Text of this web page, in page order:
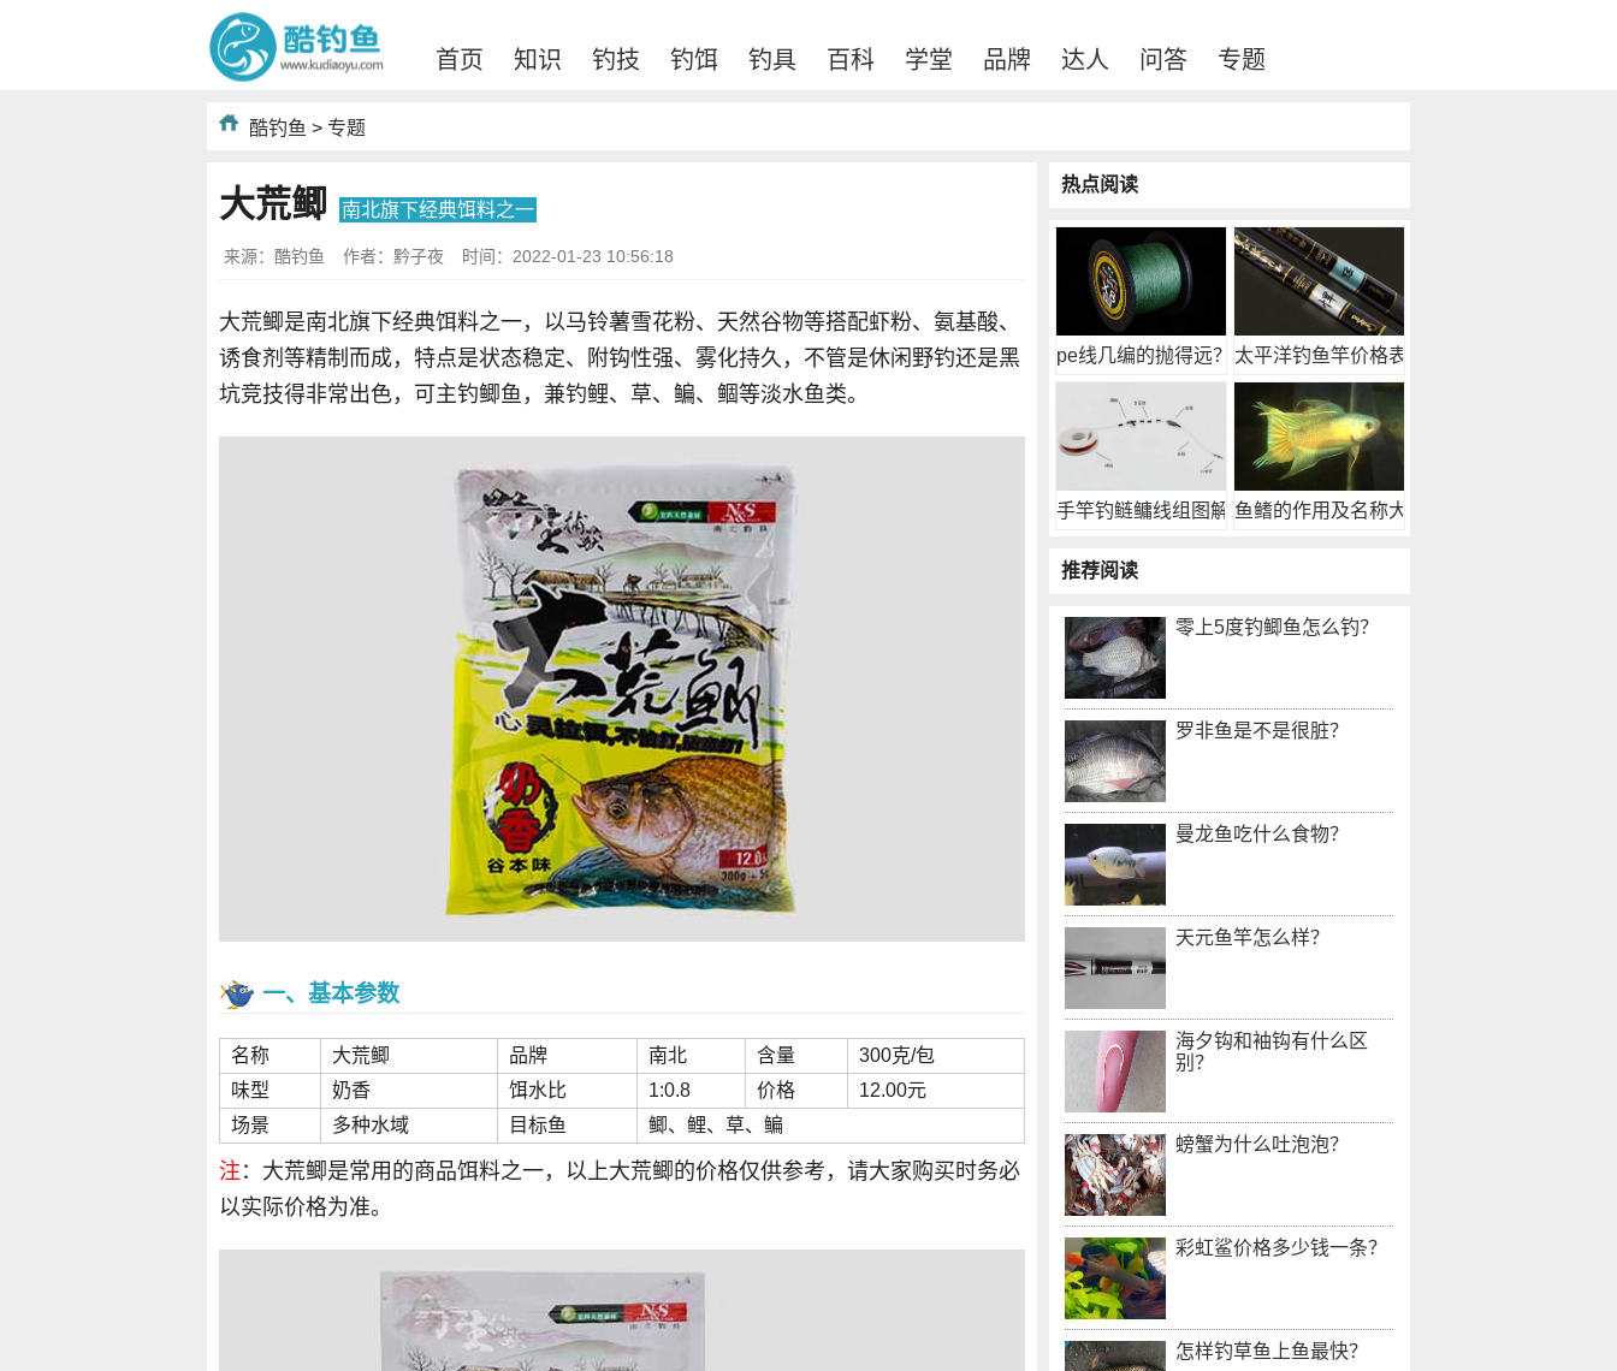
首页 知识 钓技 钓饵 钓具 百科 学堂 品牌 达人 问答 专题
酷钓鱼 > 专题
大荒鲫 南北旗下经典饵料之一
来源：酷钓鱼 作者：黔子夜 时间：2022-01-23 10:56:18
大荒鲫是南北旗下经典饵料之一，以马铃薯雪花粉、天然谷物等搭配虾粉、氨基酸、
诱食剂等精制而成，特点是状态稳定、附钩性强、雾化持久，不管是休闲野钓还是黑
坑竞技得非常出色，可主钓鲫鱼，兼钓鲤、草、鳊、鲴等淡水鱼类。
一、基本参数
名称 大荒鲫 品牌 南北 含量
300克/包
味型
奶香 饵水比 1:0.8 价格
12.00元
场景
多种水域 目标鱼 鲫、鲤、草、鳊
注 ：大荒鲫是常用的商品饵料之一，以上大荒鲫的价格仅供参考，请大家购买时务必
以实际价格为准。
热点阅读
pe线几编的抛得远？ 太平洋钓鱼竿价格表，
手竿钓鲢鳙线组图解，鱼鳍的作用及名称大全
推荐阅读
零上5度钓鲫鱼怎么钓？
罗非鱼是不是很脏？
曼龙鱼吃什么食物？
天元鱼竿怎么样？
海夕钩和袖钩有什么区
别？
螃蟹为什么吐泡泡？
彩虹鲨价格多少钱一条？
怎样钓草鱼上鱼最快？